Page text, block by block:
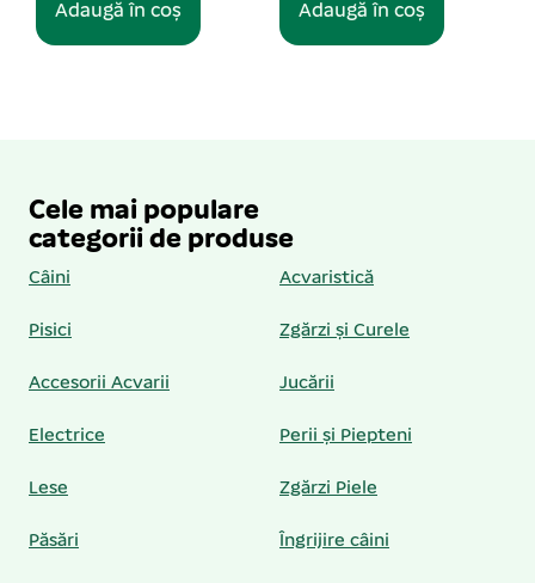
Adaugă în coș Adaugă în coș
Cele mai populare
categorii de produse
Câini Acvaristică
Pisici Zgărzi și Curele
Accesorii Acvarii Jucării
Electrice Perii și Piepteni
Lese Zgărzi Piele
Păsări Îngrijire câini